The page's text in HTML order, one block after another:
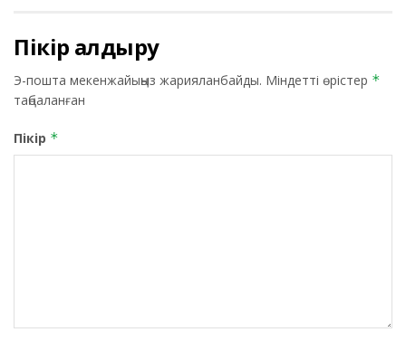
Пікір қалдыру
Э-пошта мекенжайыңыз жарияланбайды. Міндетті өрістер *
таңбаланған
Пікір *